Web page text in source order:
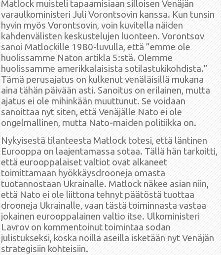
Matlock muisteli tapaamisiaan silloisen Venäjän
varaulkoministeri Juli Vorontsovin kanssa. Kun tunsin
hyvin myös Vorontsovin, voin kuvitella näiden
kahdenvälisten keskustelujen luonteen. Vorontsov
sanoi Matlockille 1980-luvulla, että ”emme ole
huolissamme Naton artikla 5:stä. Olemme
huolissamme amerikkalaisista sotilastukikohdista.”
Tämä perusajatus on kulkenut venäläisillä mukana
aina tähän päivään asti. Sanoitus on erilainen, mutta
ajatus ei ole mihinkään muuttunut. Se voidaan
sanoittaa nyt siten, että Venäjälle Nato ei ole
ongelmallinen, mutta Nato-maiden politiikka on.
Nykyisestä tilanteesta Matlock totesi, että läntinen
Eurooppa on laajentamassa sotaa. Tällä hän tarkoitti,
että eurooppalaiset valtiot ovat alkaneet
toimittamaan hyökkäysdrooneja omasta
tuotannostaan Ukrainalle. Matlock näkee asian niin,
että Nato ei ole liittona tehnyt päätöstä tuottaa
drooneja Ukrainalle, vaan tästä toiminnasta vastaa
jokainen eurooppalainen valtio itse. Ulkoministeri
Lavrov on kommentoinut toimintaa sodan
julistukseksi, koska noilla aseilla isketään nyt Venäjän
strategisiin kohteisiin.